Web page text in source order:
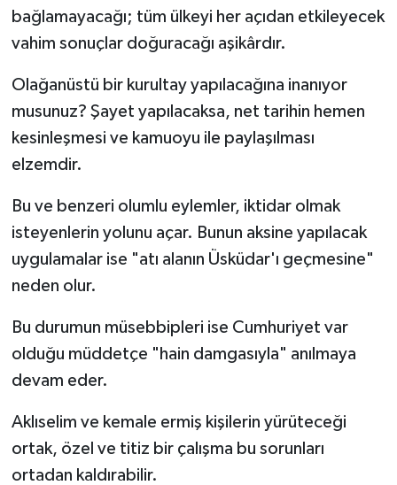
bağlamayacağı; tüm ülkeyi her açıdan etkileyecek
vahim sonuçlar doğuracağı aşikârdır.
Olağanüstü bir kurultay yapılacağına inanıyor
musunuz? Şayet yapılacaksa, net tarihin hemen
kesinleşmesi ve kamuoyu ile paylaşılması
elzemdir.
Bu ve benzeri olumlu eylemler, iktidar olmak
isteyenlerin yolunu açar. Bunun aksine yapılacak
uygulamalar ise "atı alanın Üsküdar'ı geçmesine"
neden olur.
Bu durumun müsebbipleri ise Cumhuriyet var
olduğu müddetçe "hain damgasıyla" anılmaya
devam eder.
Aklıselim ve kemale ermiş kişilerin yürüteceği
ortak, özel ve titiz bir çalışma bu sorunları
ortadan kaldırabilir.